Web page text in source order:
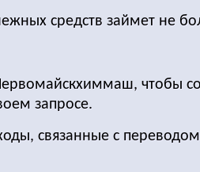
средств займет не
чтобы
запросе.
связанные с